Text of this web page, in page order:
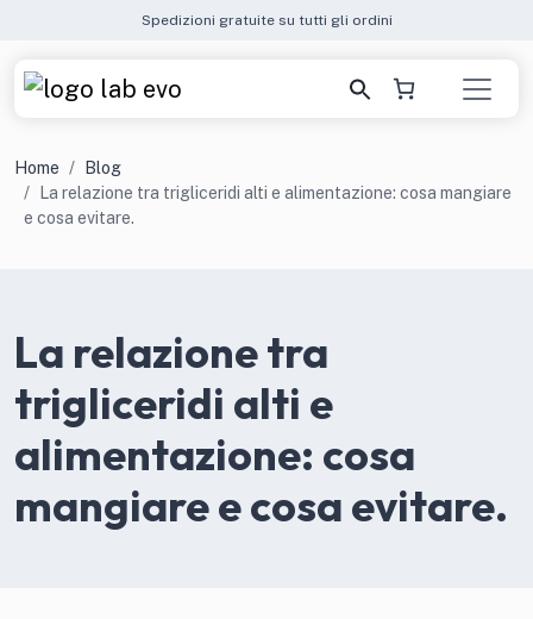
Spedizioni gratuite su tutti gli ordini
Home
Blog
La relazione tra trigliceridi alti e alimentazione: cosa mangiare
e cosa evitare.
La relazione tra
trigliceridi alti e
alimentazione: cosa
mangiare e cosa evitare.